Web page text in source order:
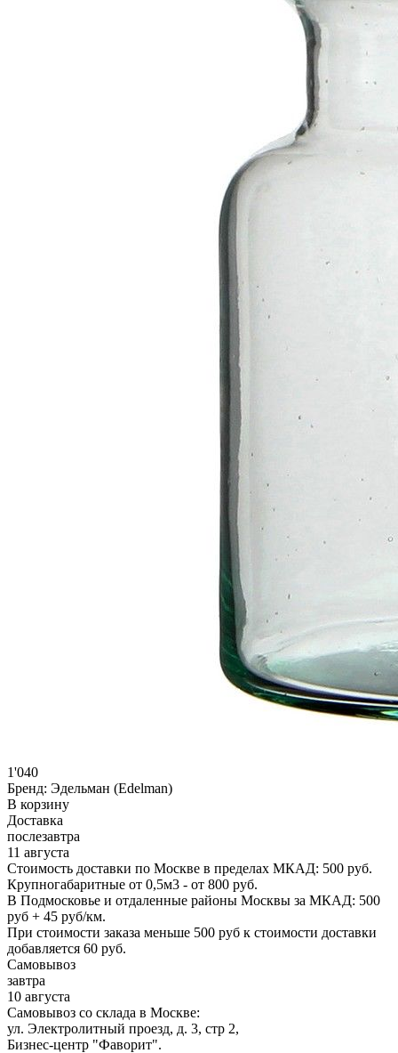
1'040
Бренд: Эдельман (Edelman)
В корзину
Доставка
послезавтра
11 августа
Стоимость доставки по Москве в пределах МКАД: 500 руб.
Крупногабаритные от 0,5м3 - от 800 руб.
В Подмосковье и отдаленные районы Москвы за МКАД: 500
руб + 45 руб/км.
При стоимости заказа меньше 500 руб к стоимости доставки
добавляется 60 руб.
Самовывоз
завтра
10 августа
Самовывоз со склада в Москве:
ул. Электролитный проезд, д. 3, стр 2,
Бизнес-центр "Фаворит".